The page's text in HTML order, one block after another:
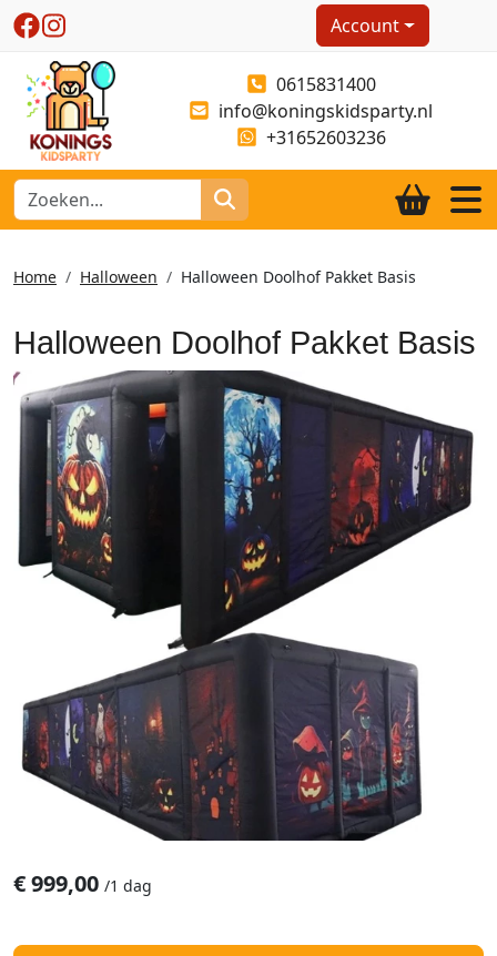
Account
0615831400
info@koningskidsparty.nl
+31652603236
Home Halloween Halloween Doolhof Pakket Basis
Halloween Doolhof Pakket Basis
€999,00 /1 dag